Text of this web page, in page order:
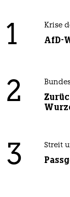
1 Krise
AfD-
2
3 Streit